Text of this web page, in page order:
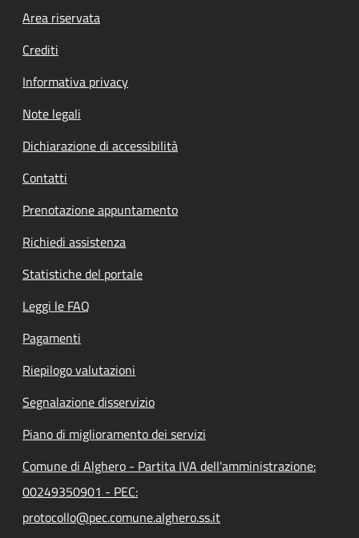
Footer menu
Area riservata
Crediti
Informativa privacy
Note legali
Dichiarazione di accessibilità
Contatti
Prenotazione appuntamento
Richiedi assistenza
Statistiche del portale
Leggi le FAQ
Pagamenti
Riepilogo valutazioni
Segnalazione disservizio
Piano di miglioramento dei servizi
Comune di Alghero - Partita IVA dell'amministrazione:
00249350901 - PEC:
protocollo@pec.comune.alghero.ss.it